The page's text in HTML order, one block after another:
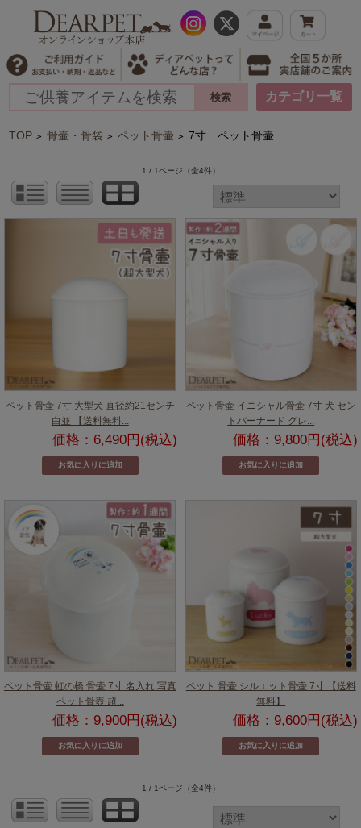
カテゴリ一覧
TOP > 骨壷・骨袋 > ペット骨壷 > 7寸 ペット骨壷
1 / 1ページ （全4件）
ペット骨壷 7寸 大型犬 直径約21センチ
白並 【送料無料...
価格：6,490円(税込)
ペット骨壷 イニシャル骨壷 7寸 犬 セン
トバーナード グレ...
価格：9,800円(税込)
ペット骨壷 虹の橋 骨壷 7寸 名入れ 写真
ペット骨壺 超...
価格：9,900円(税込)
ペット 骨壷 シルエット骨壷 7寸 【送料
無料】
価格：9,600円(税込)
1 / 1ページ （全4件）